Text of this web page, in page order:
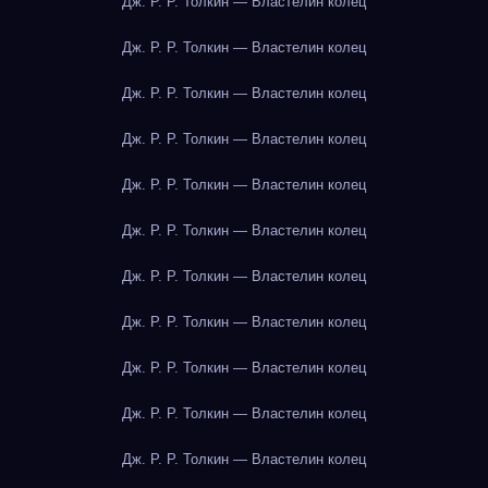
Дж. Р. Р. Толкин — Властелин колец
Дж. Р. Р. Толкин — Властелин колец
Дж. Р. Р. Толкин — Властелин колец
Дж. Р. Р. Толкин — Властелин колец
Дж. Р. Р. Толкин — Властелин колец
Дж. Р. Р. Толкин — Властелин колец
Дж. Р. Р. Толкин — Властелин колец
Дж. Р. Р. Толкин — Властелин колец
Дж. Р. Р. Толкин — Властелин колец
Дж. Р. Р. Толкин — Властелин колец